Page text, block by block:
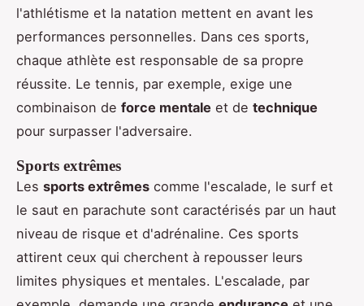
l'athlétisme et la natation mettent en avant les
performances personnelles. Dans ces sports,
chaque athlète est responsable de sa propre
réussite. Le tennis, par exemple, exige une
combinaison de force mentale et de technique
pour surpasser l'adversaire.
Sports extrêmes
Les sports extrêmes comme l'escalade, le surf et
le saut en parachute sont caractérisés par un haut
niveau de risque et d'adrénaline. Ces sports
attirent ceux qui cherchent à repousser leurs
limites physiques et mentales. L'escalade, par